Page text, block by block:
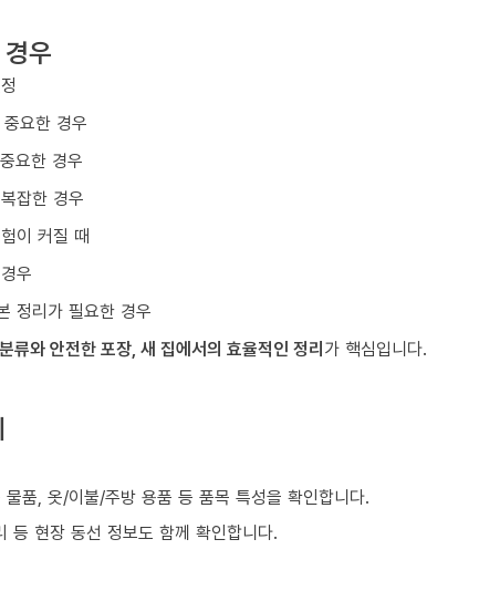
우
요한 경우
요한 경우
잡한 경우
이 커질 때
우
정리가 필요한 경우
류와 안전한 포장, 새 집에서의 효율적인 정리가 핵심입니다.
품, 옷/이불/주방 용품 등 품목 특성을 확인합니다.
등 현장 동선 정보도 함께 확인합니다.